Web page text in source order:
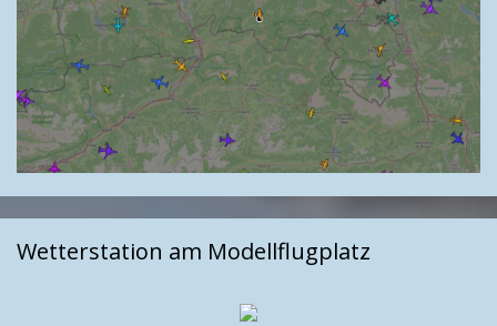
Wetterstation am Modellflugplatz